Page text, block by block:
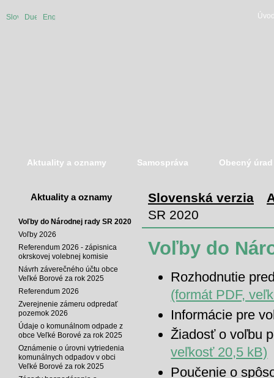
SlovenskáDuetsche
English
Aktuality a oznamy Samospráva Obecný úrad
Aktuality a oznamy
Voľby do Národnej rady SR 2020
Voľby 2026
Referendum 2026 - zápisnica
okrskovej volebnej komisie
Návrh záverečného účtu obce
Veľké Borové za rok 2025
Referendum 2026
Zverejnenie zámeru odpredať
pozemok 2026
Údaje o komunálnom odpade z
obce Veľké Borové za rok 2025
Oznámenie o úrovni vytriedenia
komunálnych odpadov v obci
Veľké Borové za rok 2025
Slovenská verzia
SR 2020
Voľby do
Rozhodnutie
(formát PDF,
Informácie pre
Žiadosť o voľbu
veľkosť 20,5 kB)
Poučenie o